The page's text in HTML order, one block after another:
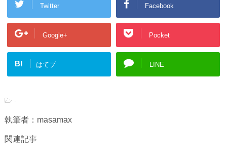
Twitter Facebook
Google+ Pocket
B! はてブ LINE
-
執筆者：masamax
関連記事